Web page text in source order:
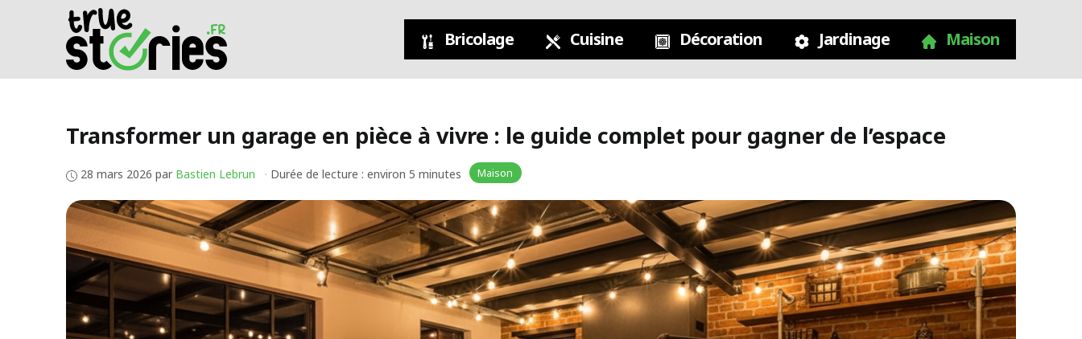
Bricolage Cuisine Décoration Jardinage Maison
Maison
Transformer un garage en pièce à vivre : le guide complet pour gagner de l’espace
28 mars 2026 par Bastien Lebrun · Durée de lecture : environ 5 minutes